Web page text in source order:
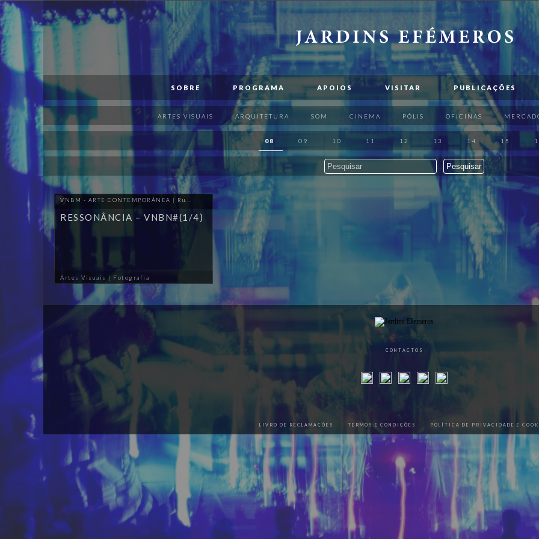
PROGRAMA
APOIOS
VISITAR
PUBLICAÇÕES
MAPA
PT
SOBRE PROGRAMA APOIOS VISITAR PUBLICAÇÕES
ARTES VISUAIS ARQUITETURA SOM CINEMA PÓLIS OFICINAS
08 09 10 11 12 13 14 15
VNBM - ARTE CONTEMPORÂNEA | Ru...
RESSONÂNCIA – VNBN#(1/4)
Artes Visuais | Fotografia
CONTACTOS
LIVRO DE RECLAMAÇÕES TERMOS E CONDIÇÕES POLÍTICA DE PRIVACIDADE E